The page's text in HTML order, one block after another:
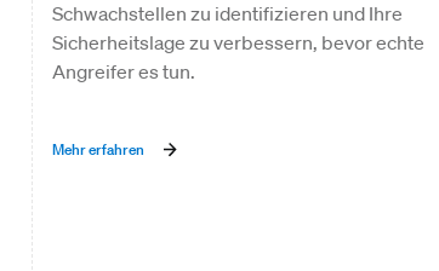
Schwachstellen zu identifizieren und Ihre
Sicherheitslage zu verbessern, bevor echte
Angreifer es tun.
Mehr erfahren